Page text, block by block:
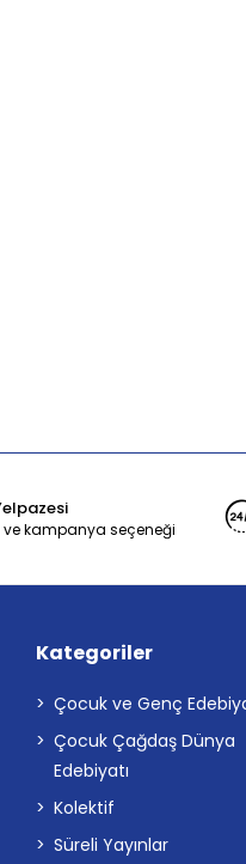
ve kampanya seçeneği
Kategoriler
Çocuk ve Genç
Çocuk Çağdaş Dünya
Edebiyatı
Kolektif
Süreli Yayınlar